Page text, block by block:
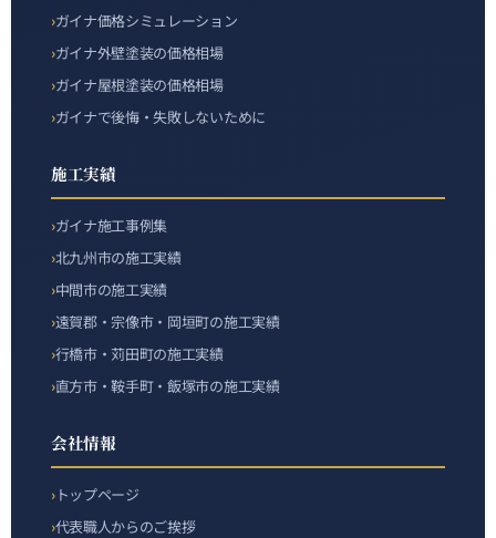
ガイナ価格シミュレーション
ガイナ外壁塗装の価格相場
ガイナ屋根塗装の価格相場
ガイナで後悔・失敗しないために
施工実績
ガイナ施工事例集
北九州市の施工実績
中間市の施工実績
遠賀郡・宗像市・岡垣町の施工実績
行橋市・苅田町の施工実績
直方市・鞍手町・飯塚市の施工実績
会社情報
トップページ
代表職人からのご挨拶